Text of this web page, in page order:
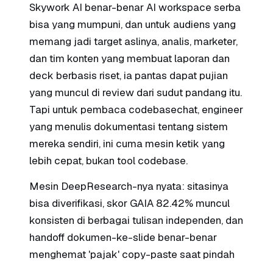
Skywork AI benar-benar AI workspace serba
bisa yang mumpuni, dan untuk audiens yang
memang jadi target aslinya, analis, marketer,
dan tim konten yang membuat laporan dan
deck berbasis riset, ia pantas dapat pujian
yang muncul di review dari sudut pandang itu.
Tapi untuk pembaca codebasechat, engineer
yang menulis dokumentasi tentang sistem
mereka sendiri, ini cuma mesin ketik yang
lebih cepat, bukan tool codebase.
Mesin DeepResearch-nya nyata: sitasinya
bisa diverifikasi, skor GAIA 82.42% muncul
konsisten di berbagai tulisan independen, dan
handoff dokumen-ke-slide benar-benar
menghemat 'pajak' copy-paste saat pindah